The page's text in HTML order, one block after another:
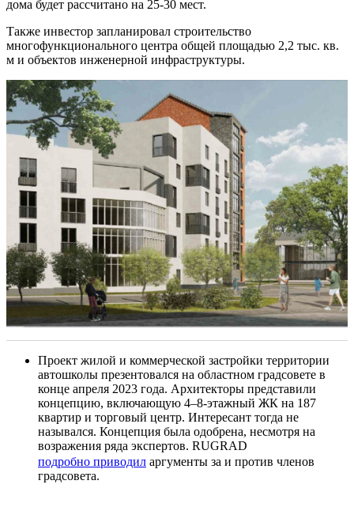
дома будет рассчитано на 25-30 мест.
Также инвестор запланировал строительство
многофункционального центра общей площадью 2,2 тыс. кв.
м и объектов инженерной инфраструктуры.
Проект жилой и коммерческой застройки территории
автошколы презентовался на областном градсовете в
конце апреля 2023 года. Архитекторы представили
концепцию, включающую 4–8-этажный ЖК на 187
квартир и торговый центр. Интересант тогда не
назывался. Концепция была одобрена, несмотря на
возражения ряда экспертов. RUGRAD
подробно приводил аргументы за и против членов
градсовета.